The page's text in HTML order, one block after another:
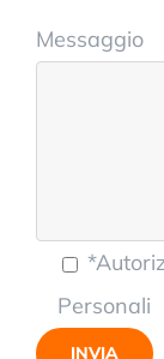
Messaggio
Personali